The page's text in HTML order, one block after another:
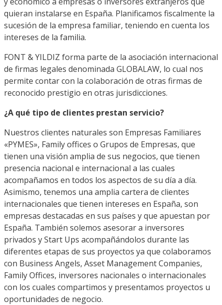
quieran instalarse en España. Planificamos fiscalmente la
sucesión de la empresa familiar, teniendo en cuenta los
intereses de la familia.
FONT & YILDIZ forma parte de la asociación internacional
de firmas legales denominada GLOBALAW, lo cual nos
permite contar con la colaboración de otras firmas de
reconocido prestigio en otras jurisdicciones.
¿A qué tipo de clientes prestan servicio?
Nuestros clientes naturales son Empresas Familiares
«PYMES», Family offices o Grupos de Empresas, que
tienen una visión amplia de sus negocios, que tienen
presencia nacional e internacional a las cuales
acompañamos en todos los aspectos de su día a día.
Asimismo, tenemos una amplia cartera de clientes
internacionales que tienen intereses en España, son
empresas destacadas en sus países y que apuestan por
España. También solemos asesorar a inversores
privados y Start Ups acompañándolos durante las
diferentes etapas de sus proyectos ya que colaboramos
con Business Angels, Asset Management Companies,
Family Offices, inversores nacionales o internacionales
con los cuales compartimos y presentamos proyectos u
oportunidades de negocio.